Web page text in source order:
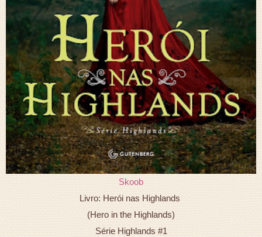
Skoob
Livro: Herói nas Highlands
(Hero in the Highlands)
Série Highlands #1